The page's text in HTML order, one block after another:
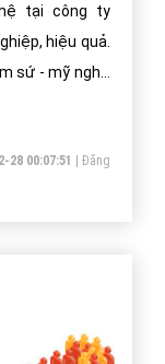
tại công ty
hiệu quả.
sứ - mỹ nghệ
28 00:07:51 |Đăng